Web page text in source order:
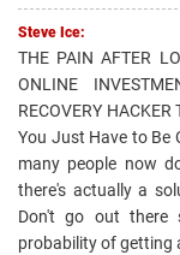
Steve Ice:
THE PAIN AFTER
ONLINE
RECOVERY
You Just Have to Be
many people now
there's actually a
Don't go out there
probability of getting